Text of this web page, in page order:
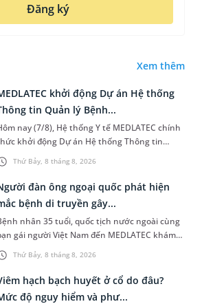
Đăng ký
Xem thêm
Thứ Bảy, 8 tháng 8, 2026
khởi động Dự án Hệ thống
tin Quản lý Bệnh...
nay (7/8), Hệ thống Y tế MEDLATEC chính
khởi động Dự án Hệ thống Thông tin
Quản lý Bệnh viện (HIS - Hospital Information
giai đoạn mới. Dự á...
Thứ Bảy, 8 tháng 8, 2026
đàn ông ngoại quốc phát hiện
bệnh di truyền gây...
nhân 35 tuổi, quốc tịch nước ngoài cùng
gái người Việt Nam đến MEDLATEC khám
sức khỏe tiền hôn nhân. Qua thăm khám và
các xét nghiệm chuyên sâu,...
hạch bạch huyết ở cổ do đâu?
độ nguy hiểm và phư...